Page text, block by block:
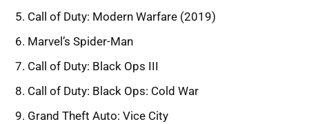
Call of Duty: Modern Warfare (2019)
Marvel’s Spider-Man
Call of Duty: Black Ops III
Call of Duty: Black Ops: Cold War
Grand Theft Auto: Vice City